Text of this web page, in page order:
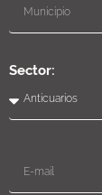
Sector: